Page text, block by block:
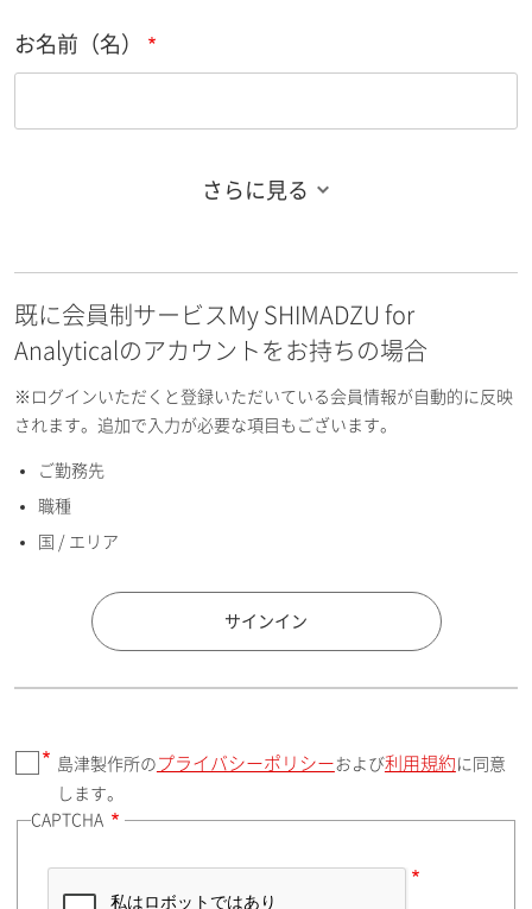
お名前（名）
お名前フリガナ（名）
E-mailアドレス（半角英数）
国 / エリア
郵便番号（勤務先）
住所検索
さらに見る
既に会員制サービスMy SHIMADZU for
Analyticalのアカウントをお持ちの場合
※ログインいただくと登録いただいている会員情報が自動的に反映
されます。追加で入力が必要な項目もございます。
ご勤務先
職種
国 / エリア
サインイン
島津製作所の プライバシーポリシー および利用規約 に同意
します。
CAPTCHA